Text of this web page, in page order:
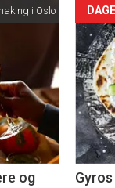
i Oslo
og
nå
-
6